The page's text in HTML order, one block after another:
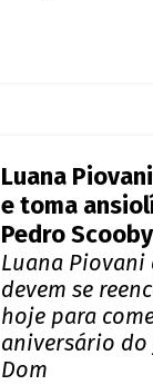
Luana
e toma
Pedro Scooby
Luana Piovani
devem se
hoje para
aniversário
Dom